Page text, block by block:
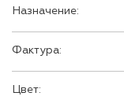
Назначение:
Фактура:
Цвет: